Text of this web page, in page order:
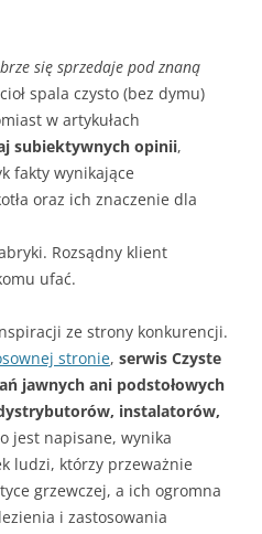
się sprzedaje pod znaną
spala czysto (bez dymu)
w artykułach
subiektywnych opinii,
fakty wynikające
oraz ich znaczenie dla
Rozsądny klient
ufać.
ze strony konkurencji.
stronie, serwis Czyste
jawnych ani podstołowych
instalatorów,
jest napisane, wynika
ludzi, którzy przeważnie
grzewczej, a ich ogromna
i zastosowania